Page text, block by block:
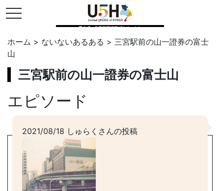
toggle navigation
県公式・兵庫五国連邦プロジェクト
ホーム > ないないあるある > 三宮駅前の山一證券の富士
山
三宮駅前の山一證券の富士山
エピソード
2021/08/18 しゅらくさんの投稿